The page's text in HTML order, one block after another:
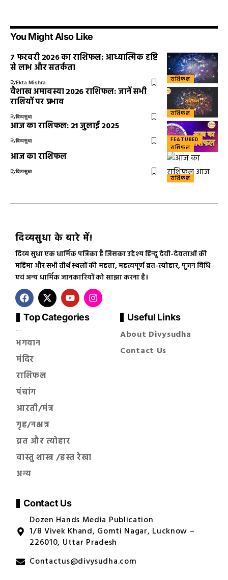
You Might Also Like
राशिफल
7 फरवरी 2026 का राशिफल: आध्यात्मिक दृष्टि
से लाभ और सतर्कता
ByEkta Mishra
राशिफल
वैशाख अमावस्या 2026 राशिफल: जानें सभी
राशियों पर प्रभाव
Byदिव्यसुधा
FEATURED
राशिफल
आज का राशिफल: 21 जुलाई 2025
Byदिव्यसुधा
राशिफल
आज का राशिफल
Byदिव्यसुधा
दिव्यसुधा के बारे में!
दिव्य सुधा एक धार्मिक पत्रिका है जिसका उद्देश्य हिन्दू देवी-देवताओं की
महिमा और सभी तीर्थ स्थलों की महत्ता, महत्वपूर्ण व्रत-त्योहार, पूजन विधि
एवं अन्य धार्मिक जानकारियों को साझा करना है।
Top Categories
भगवान
मंदिर
राशिफल
पंचांग
आरती/मंत्र
गृह/नक्षत्र
व्रत और त्योहार
वास्तु शास्त्र /हस्त रेखा
अन्य
Useful Links
About Divysudha
Contact Us
Contact Us
Dozen Hands Media Publication
1/8 Vivek Khand, Gomti Nagar, Lucknow –
226010, Uttar Pradesh
Contactus@divysudha.com